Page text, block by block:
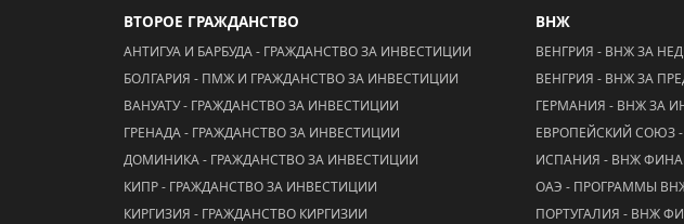
ВТОРОЕ ГРАЖДАНСТВО
АНТИГУА И БАРБУДА - ГРАЖДАНСТВО ЗА ИНВЕСТИЦИИ
БОЛГАРИЯ - ПМЖ И ГРАЖДАНСТВО ЗА ИНВЕСТИЦИИ
ВАНУАТУ - ГРАЖДАНСТВО ЗА ИНВЕСТИЦИИ
ГРЕНАДА - ГРАЖДАНСТВО ЗА ИНВЕСТИЦИИ
ДОМИНИКА - ГРАЖДАНСТВО ЗА ИНВЕСТИЦИИ
КИПР - ГРАЖДАНСТВО ЗА ИНВЕСТИЦИИ
КИРГИЗИЯ - ГРАЖДАНСТВО КИРГИЗИИ
ВНЖ
ВЕНГРИЯ - ВНЖ ЗА
ВЕНГРИЯ - ВНЖ ЗА
ГЕРМАНИЯ - ВНЖ ЗА
ЕВРОПЕЙСКИЙ СОЮЗ
ИСПАНИЯ - ВНЖ
ОАЭ - ПРОГРАММЫ
ПОРТУГАЛИЯ - ВНЖ